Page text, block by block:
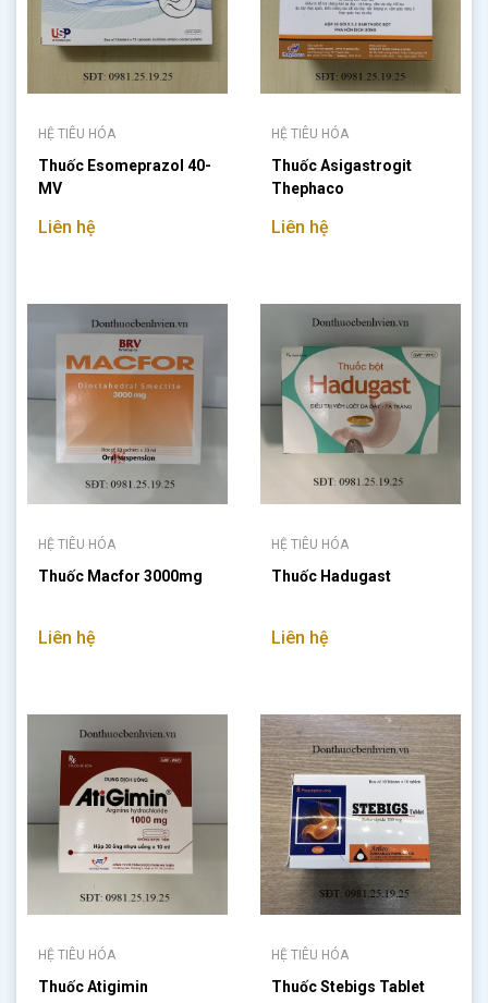
HỆ TIÊU HÓA
Thuốc Esomeprazol 40-
MV
Liên hệ
HỆ TIÊU HÓA
Thuốc Asigastrogit
Thephaco
Liên hệ
HỆ TIÊU HÓA
Thuốc Macfor 3000mg
Liên hệ
HỆ TIÊU HÓA
Thuốc Hadugast
Liên hệ
HỆ TIÊU HÓA
Thuốc Atigimin
HỆ TIÊU HÓA
Thuốc Stebigs Tablet